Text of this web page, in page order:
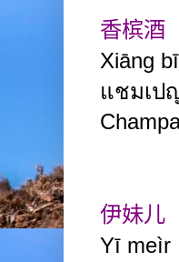
香槟酒
Xiāng
แชมเป
伊妹儿
Yī meìr